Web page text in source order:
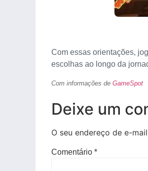
Com essas orientações,
escolhas ao longo da
Com informações de GameSpot
Deixe um
O seu endereço de e-
Comentário *